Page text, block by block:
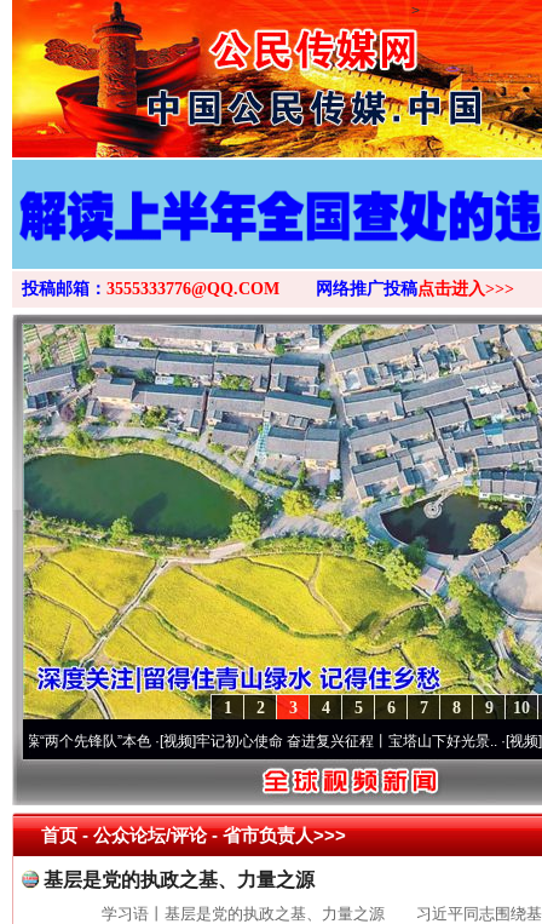
>
投稿邮箱： 3555333776@QQ.COM 网络推广投稿点击进入>>>
10
9
8
7
6
5
4
3
2
1
个先锋队”本色·[视频]牢记初心使命 奋进复兴征程丨宝塔山下好光景..·[视频]因党而
首页- 公众论坛/评论 -省市负责人>>>
基层是党的执政之基、力量之源
学习语丨基层是党的执政之基、力量之源 习近平同志围绕基